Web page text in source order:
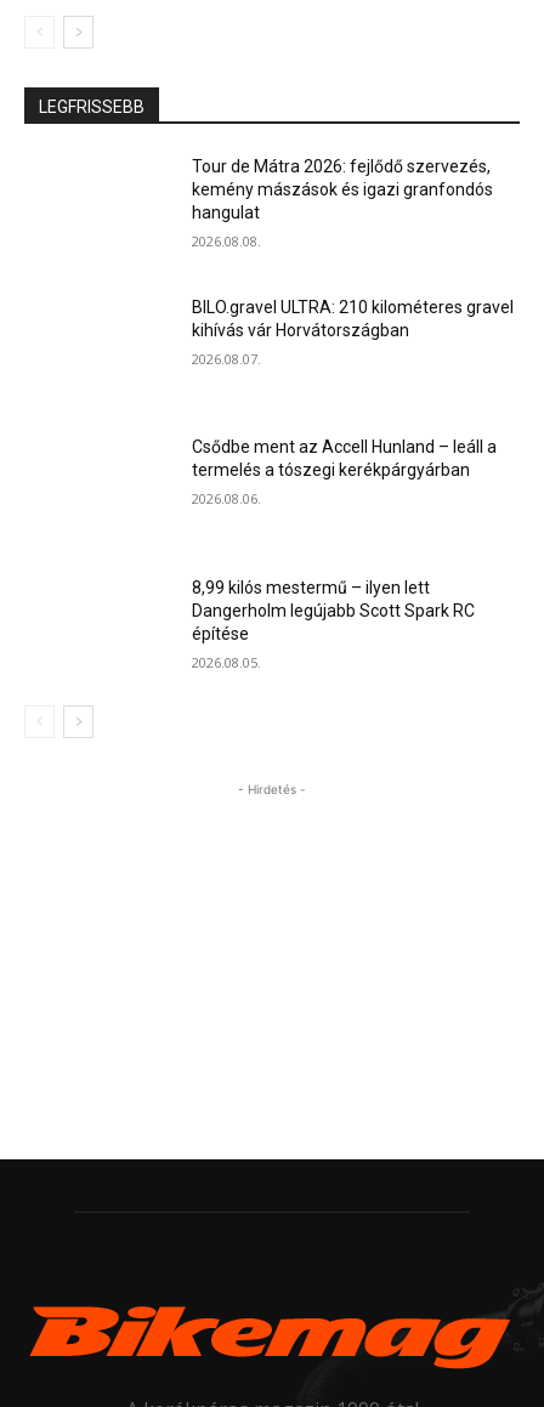
LEGFRISSEBB
Tour de Mátra 2026: fejlődő szervezés,
kemény mászások és igazi granfondós
hangulat
2026.08.08.
BILO.gravel ULTRA: 210 kilométeres gravel
kihívás vár Horvátországban
2026.08.07.
Csődbe ment az Accell Hunland – leáll a
termelés a tószegi kerékpárgyárban
2026.08.06.
8,99 kilós mestermű – ilyen lett
Dangerholm legújabb Scott Spark RC
építése
2026.08.05.
- Hirdetés -